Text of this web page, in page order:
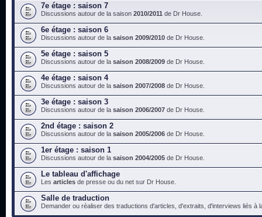
7e étage : saison 7
Discussions autour de la saison 2010/2011 de Dr House.
6e étage : saison 6
Discussions autour de la saison 2009/2010 de Dr House.
5e étage : saison 5
Discussions autour de la saison 2008/2009 de Dr House.
4e étage : saison 4
Discussions autour de la saison 2007/2008 de Dr House.
3e étage : saison 3
Discussions autour de la saison 2006/2007 de Dr House.
2nd étage : saison 2
Discussions autour de la saison 2005/2006 de Dr House.
1er étage : saison 1
Discussions autour de la saison 2004/2005 de Dr House.
Le tableau d'affichage
Les articles de presse ou du net sur Dr House.
Salle de traduction
Demander ou réaliser des traductions d'articles, d'extraits, d'interviews liés à